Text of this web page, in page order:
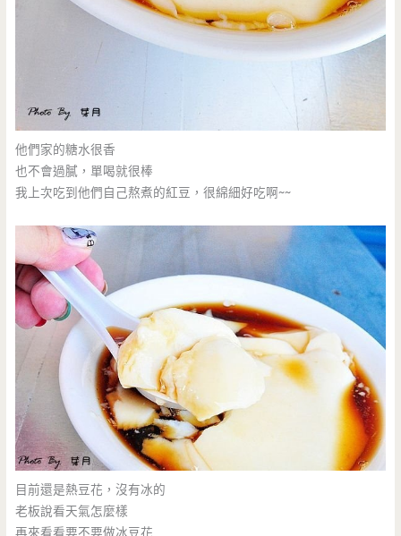
他們家的糖水很香
也不會過膩，單喝就很棒
我上次吃到他們自己熬煮的紅豆，很綿細好吃啊~~
目前還是熱豆花，沒有冰的
老板說看天氣怎麼樣